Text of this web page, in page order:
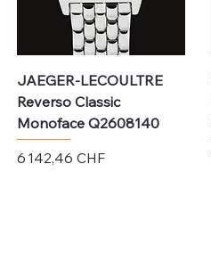
JAEGER-LECOULTRE
Reverso Classic
Monoface Q2608140
Prix
6 142,46 CHF